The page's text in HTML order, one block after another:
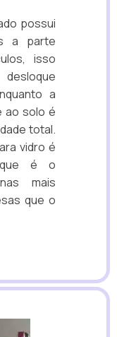
possui
a parte
isso
a
ao solo é
total.
vidro é
que é o
mais
que o